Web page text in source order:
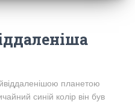
планетою
синій колір він був